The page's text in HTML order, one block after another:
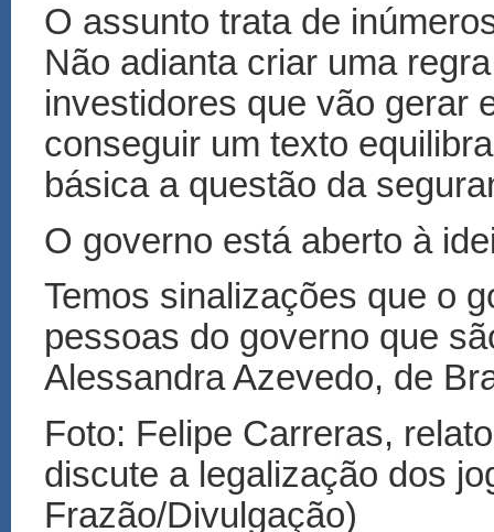
O assunto trata de
Não adianta criar uma
investidores que vão gerar
conseguir um texto
básica a questão da
O governo está aberto à
Temos sinalizações que o
pessoas do governo que
Alessandra Azevedo, de
Foto: Felipe Carreras,
discute a legalização dos
Frazão/Divulgação)